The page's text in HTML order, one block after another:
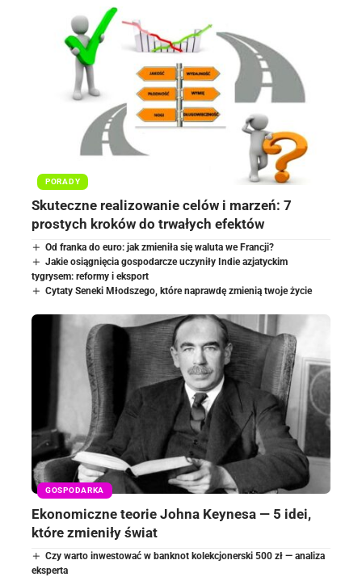
PORADY
Skuteczne realizowanie celów i marzeń: 7
prostych kroków do trwałych efektów
Od franka do euro: jak zmieniła się waluta we Francji?
Jakie osiągnięcia gospodarcze uczyniły Indie azjatyckim
tygrysem: reformy i eksport
Cytaty Seneki Młodszego, które naprawdę zmienią twoje życie
GOSPODARKA
Ekonomiczne teorie Johna Keynesa — 5 idei,
które zmieniły świat
Czy warto inwestować w banknot kolekcjonerski 500 zł — analiza
eksperta